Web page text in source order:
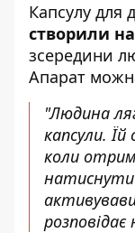
Капсулу для
створили
зсередини
Апарат
"Людина
капсули.
коли
натиснути
розповідає